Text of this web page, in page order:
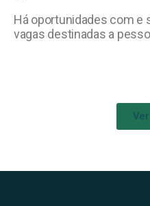
Há oportunidades com e
vagas destinadas a